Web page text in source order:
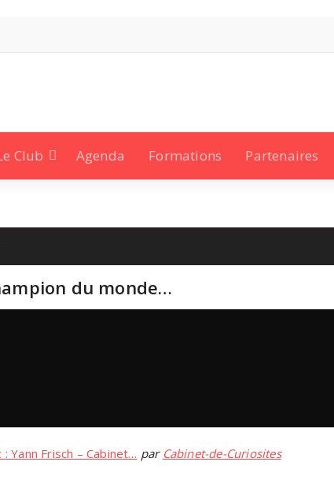
Club Agenda Formations Partenaires
du monde…
Yann Frisch – Cabinet… par Cabinet-de-Curiosites